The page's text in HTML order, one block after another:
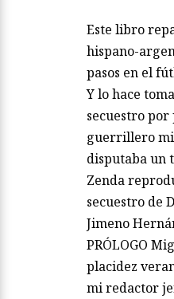
Este libro
hispano-
pasos en el
Y lo hace
secuestro
guerrillero
disputaba un
Zenda
secuestro de
Jimeno
PRÓLOGO
placidez
mi redactor